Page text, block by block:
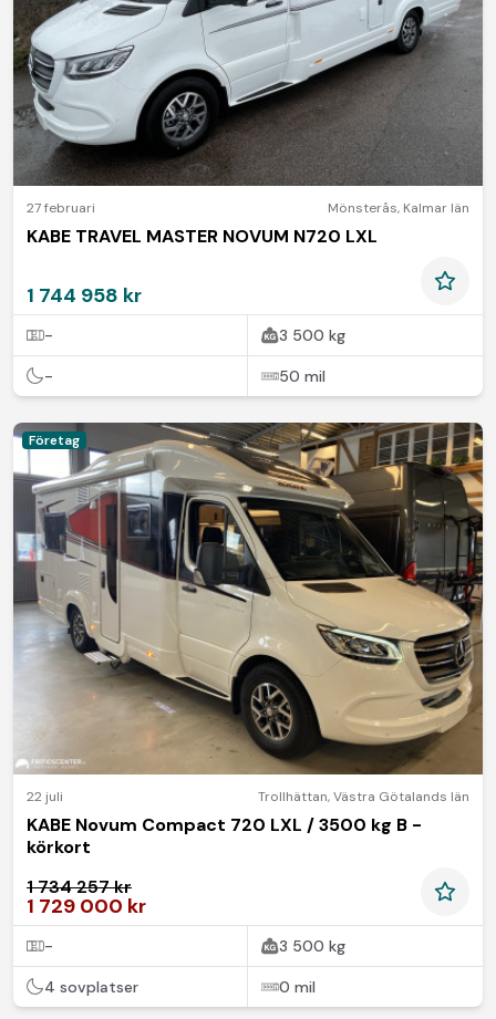
27 februari Mönsterås, Kalmar län
KABE TRAVEL MASTER NOVUM N720 LXL
1 744 958 kr
- 3 500 kg
- 50 mil
Företag
22 juli Trollhättan,Västra Götalands län
KABE Novum Compact 720 LXL / 3500 kg B -
körkort
1 734 257 kr
1 729 000 kr
- 3 500 kg
4 sovplatser 0 mil